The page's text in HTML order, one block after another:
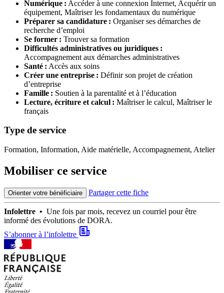
Numérique : Accéder à une connexion Internet, Acquérir un
équipement, Maîtriser les fondamentaux du numérique
Préparer sa candidature : Organiser ses démarches de
recherche d’emploi
Se former : Trouver sa formation
Difficultés administratives ou juridiques :
Accompagnement aux démarches administratives
Santé : Accès aux soins
Créer une entreprise : Définir son projet de création
d’entreprise
Famille : Soutien à la parentalité et à l’éducation
Lecture, écriture et calcul : Maîtriser le calcul, Maîtriser le
français
Type de service
Formation, Information, Aide matérielle, Accompagnement, Atelier
Mobiliser ce service
Orienter votre bénéficiaire Partager cette fiche
Infolettre • Une fois par mois, recevez un courriel pour être
informé des évolutions de DORA.
S’abonner à l’infolettre